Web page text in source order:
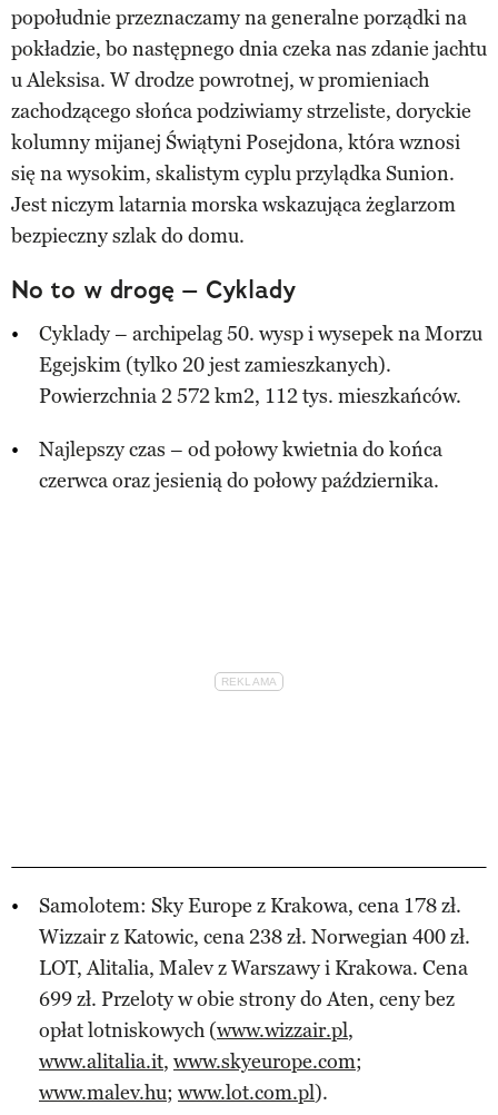
popołudnie przeznaczamy na generalne porządki na
pokładzie, bo następnego dnia czeka nas zdanie jachtu
u Aleksisa. W drodze powrotnej, w promieniach
zachodzącego słońca podziwiamy strzeliste, doryckie
kolumny mijanej Świątyni Posejdona, która wznosi
się na wysokim, skalistym cyplu przylądka Sunion.
Jest niczym latarnia morska wskazująca żeglarzom
bezpieczny szlak do domu.
No to w drogę – Cyklady
Cyklady – archipelag 50. wysp i wysepek na Morzu
Egejskim (tylko 20 jest zamieszkanych).
Powierzchnia 2 572 km2, 112 tys. mieszkańców.
Najlepszy czas – od połowy kwietnia do końca
czerwca oraz jesienią do połowy października.
Samolotem: Sky Europe z Krakowa, cena 178 zł.
Wizzair z Katowic, cena 238 zł. Norwegian 400 zł.
LOT, Alitalia, Malev z Warszawy i Krakowa. Cena
699 zł. Przeloty w obie strony do Aten, ceny bez
opłat lotniskowych (www.wizzair.pl,
www.alitalia.it, www.skyeurope.com;
www.malev.hu; www.lot.com.pl).